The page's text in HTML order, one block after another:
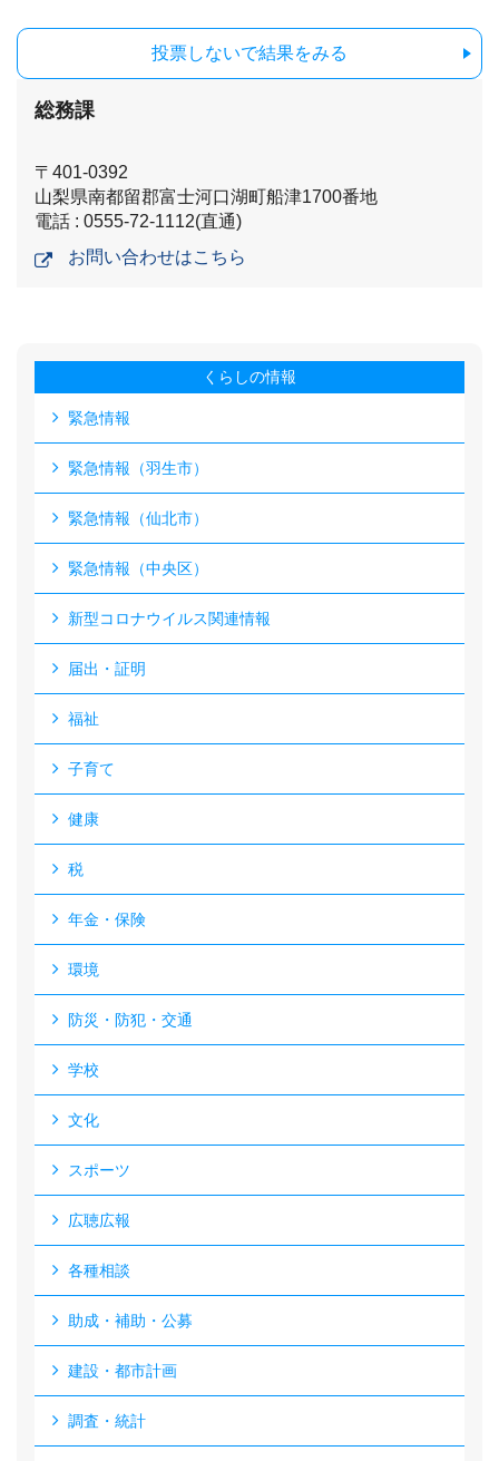
投票しないで結果をみる
総務課
〒401-0392
山梨県南都留郡富士河口湖町船津1700番地
電話 : 0555-72-1112(直通)
お問い合わせはこちら
くらしの情報
緊急情報
緊急情報（羽生市）
緊急情報（仙北市）
緊急情報（中央区）
新型コロナウイルス関連情報
届出・証明
福祉
子育て
健康
税
年金・保険
環境
防災・防犯・交通
学校
文化
スポーツ
広聴広報
各種相談
助成・補助・公募
建設・都市計画
調査・統計